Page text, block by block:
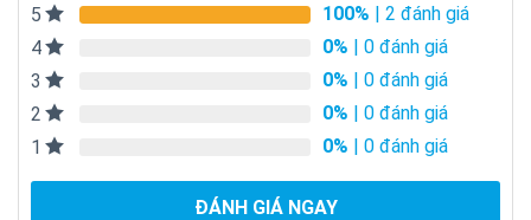
5 100% | 2 đánh giá
4
0% | 0 đánh giá
3
0% | 0 đánh giá
2
0% | 0 đánh giá
1
0% | 0 đánh giá
ĐÁNH GIÁ NGAY